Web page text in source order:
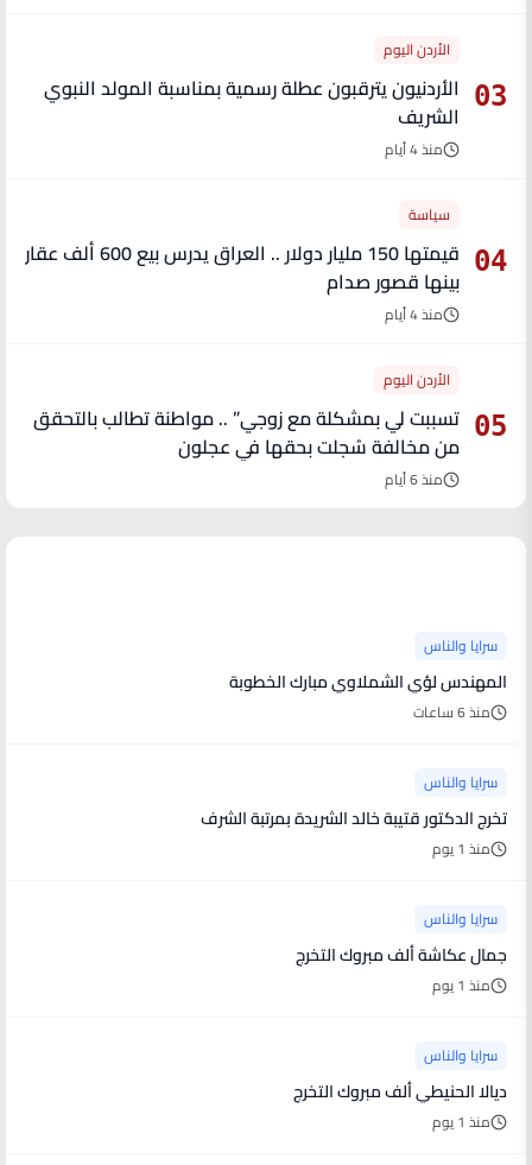
03
الأردن اليوم
الأردنيون يترقبون عطلة رسمية بمناسبة المولد النبوي
الشريف
منذ 4 أيام
04
سياسة
قيمتها 150 مليار دولار .. العراق يدرس بيع 600 ألف عقار
بينها قصور صدام
منذ 4 أيام
05
الأردن اليوم
تسببت لي بمشكلة مع زوجي” .. مواطنة تطالب بالتحقق
من مخالفة سُجلت بحقها في عجلون
منذ 6 أيام
سرايا والناس
المهندس لؤي الشملاوي مبارك الخطوبة
منذ 6 ساعات
سرايا والناس
تخرج الدكتور قتيبة خالد الشريدة بمرتبة الشرف
منذ 1 يوم
سرايا والناس
جمال عكاشة ألف مبروك التخرج
منذ 1 يوم
سرايا والناس
ديالا الحنيطي ألف مبروك التخرج
منذ 1 يوم